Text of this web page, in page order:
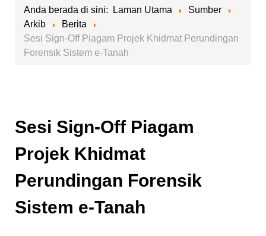
Anda berada di sini: Laman Utama
Sumber
Arkib
Berita
Sesi Sign-Off Piagam Projek Khidmat Perundingan
Forensik Sistem e-Tanah
Sesi Sign-Off Piagam
Projek Khidmat
Perundingan Forensik
Sistem e-Tanah